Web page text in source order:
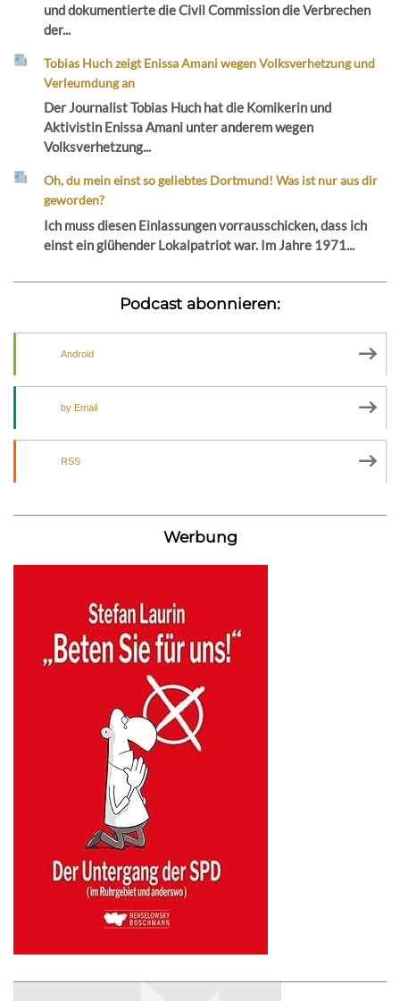
und dokumentierte die Civil Commission die Verbrechen
der...
Tobias Huch zeigt Enissa Amani wegen Volksverhetzung und
Verleumdung an
Der Journalist Tobias Huch hat die Komikerin und
Aktivistin Enissa Amani unter anderem wegen
Volksverhetzung...
Oh, du mein einst so geliebtes Dortmund! Was ist nur aus dir
geworden?
Ich muss diesen Einlassungen vorrausschicken, dass ich
einst ein glühender Lokalpatriot war. Im Jahre 1971...
Podcast abonnieren:
Android
by Email
RSS
Werbung